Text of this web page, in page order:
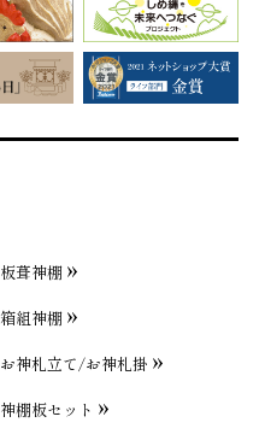
板葺神棚
箱組神棚
お神札立て/お神札掛
神棚板セット